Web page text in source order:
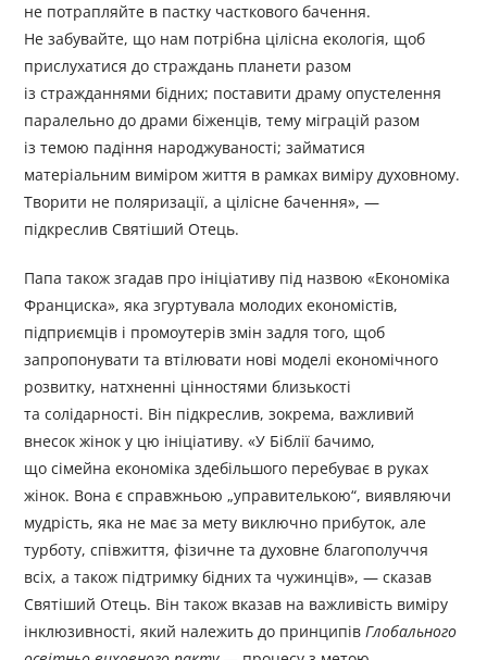
не потрапляйте в пастку часткового бачення.
Не забувайте, що нам потрібна цілісна екологія, щоб
прислухатися до страждань планети разом
із стражданнями бідних; поставити драму опустелення
паралельно до драми біженців, тему міграцій разом
із темою падіння народжуваності; займатися
матеріальним виміром життя в рамках виміру духовному.
Творити не поляризації, а цілісне бачення», —
підкреслив Святіший Отець.
Папа також згадав про ініціативу під назвою «Економіка
Франциска», яка згуртувала молодих економістів,
підприємців і промоутерів змін задля того, щоб
запропонувати та втілювати нові моделі економічного
розвитку, натхненні цінностями близькості
та солідарності. Він підкреслив, зокрема, важливий
внесок жінок у цю ініціативу. «У Біблії бачимо,
що сімейна економіка здебільшого перебуває в руках
жінок. Вона є справжньою „управителькою“, виявляючи
мудрість, яка не має за мету виключно прибуток, але
турботу, співжиття, фізичне та духовне благополуччя
всіх, а також підтримку бідних та чужинців», — сказав
Святіший Отець. Він також вказав на важливість виміру
інклюзивності, який належить до принципівГлобального